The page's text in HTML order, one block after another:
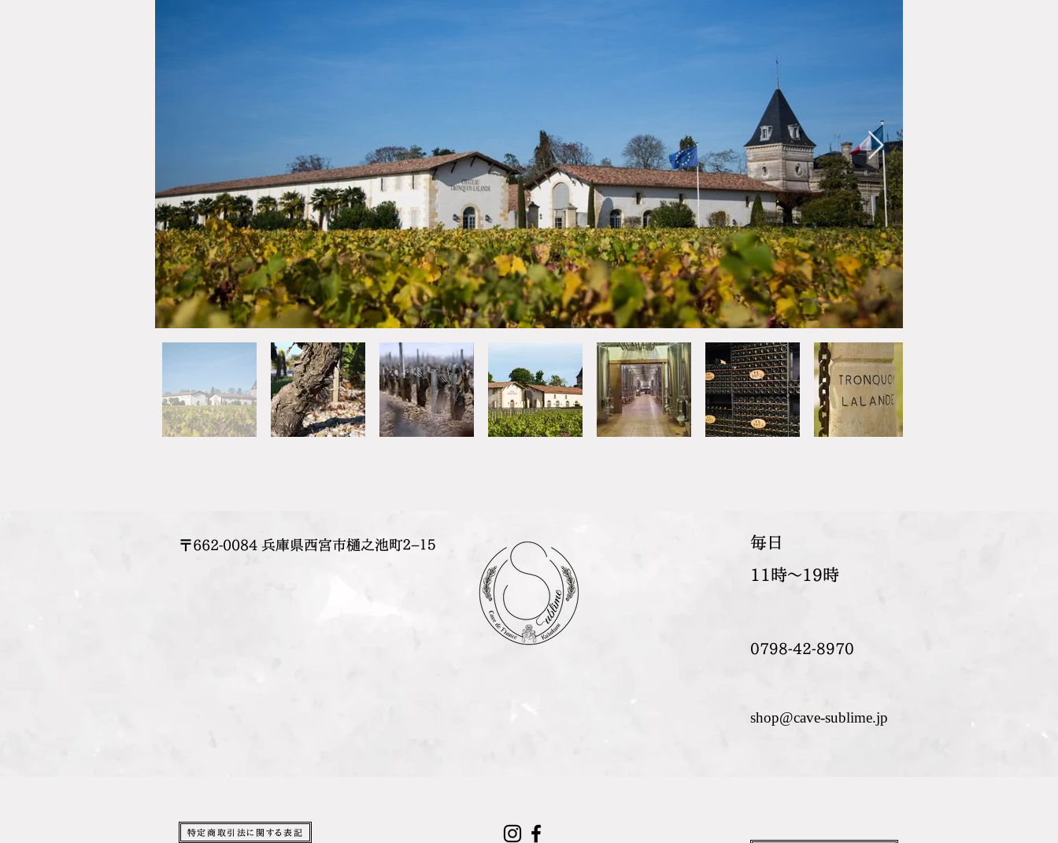
〒662-0084 兵庫県西宮市樋之池町２−１５
​毎日
11時～19時
0798-42-8970
shop@cave-sublime.jp
特定商取引法に関する表記